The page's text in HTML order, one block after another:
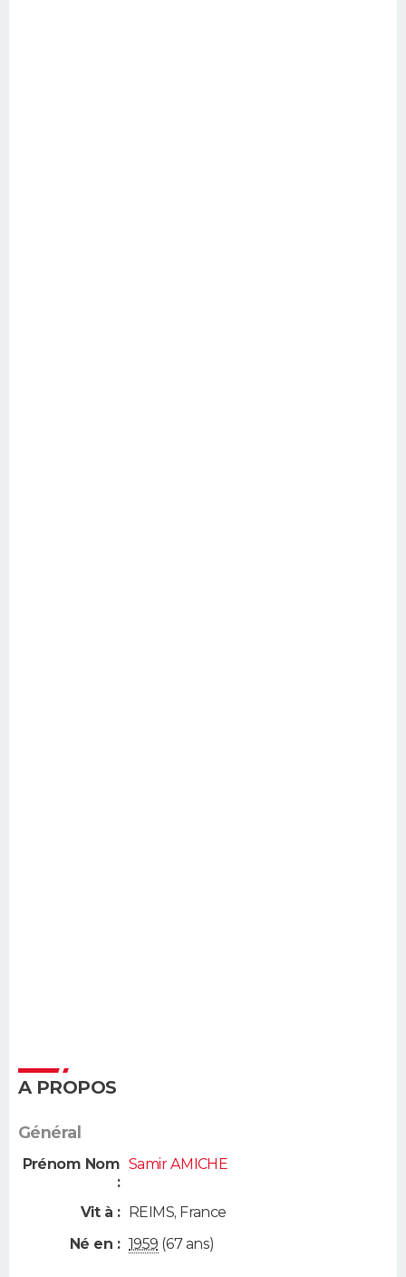
A PROPOS
Général
Prénom Nom
:
Samir AMICHE
Vit à : REIMS, France
Né en : 1959 (67 ans)